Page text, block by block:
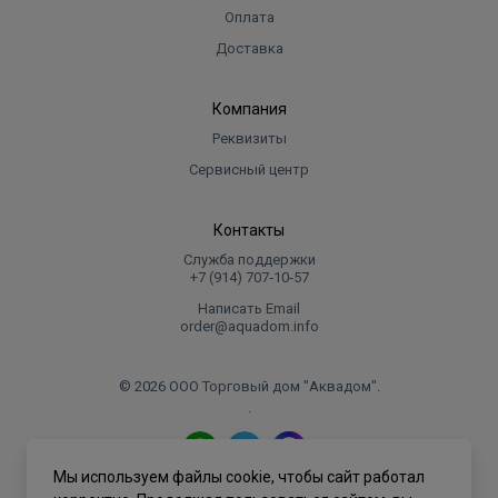
Особая конструкция печи обеспечивает высокую
Самоочистка газоходов от сажи
Нагреваемая с пяти сторон невентилируемая
Уменьшенная длина печи экономит место в
Центральное расположение дымохода – удобный
Оплата
Доставка
Компания
Реквизиты
Сервисный центр
Контакты
Служба поддержки
+7 (914) 707‑10‑57
Написать Email
order@aquadom.info
© 2026 ООО Торговый дом "Аквадом".
.
Политика конфиденциальности
Мы используем файлы cookie, чтобы сайт работал